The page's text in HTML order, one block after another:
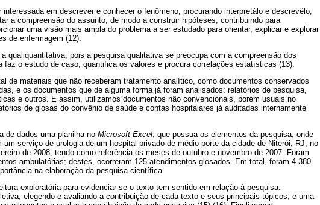
em descrever e conhecer o fenômeno, procurando interpretálo e descrevêlo;
a compreensão do assunto, de modo a construir hipóteses, contribuindo para
uma visão mais ampla do problema a ser estudado para orientar, explicar e explorar
de enfermagem (12).
qualiquantitativa, pois a pesquisa qualitativa se preocupa com a compreensão dos
faz o estudo de caso, quantifica os valores e procura correlações estatísticas (13).
de materiais que não receberam tratamento analítico, como documentos conservados
e os documentos que de alguma forma já foram analisados: relatórios de pesquisa,
e outros. E assim, utilizamos documentos não convencionais, porém usuais no
de glosas do convênio de saúde e contas hospitalares já auditadas internamente
de dados uma planilha no Microsoft Excel , que possua os elementos da pesquisa, onde
serviço de urologia de um hospital privado de médio porte da cidade de Niterói, RJ, no
de 2008, tendo como referência os meses de outubro e novembro de 2007. Foram
ambulatórias; destes, ocorreram 125 atendimentos glosados. Em total, foram 4.380
na elaboração da pesquisa científica.
exploratória para evidenciar se o texto tem sentido em relação à pesquisa.
elegendo e avaliando a contribuição de cada texto e seus principais tópicos; e uma